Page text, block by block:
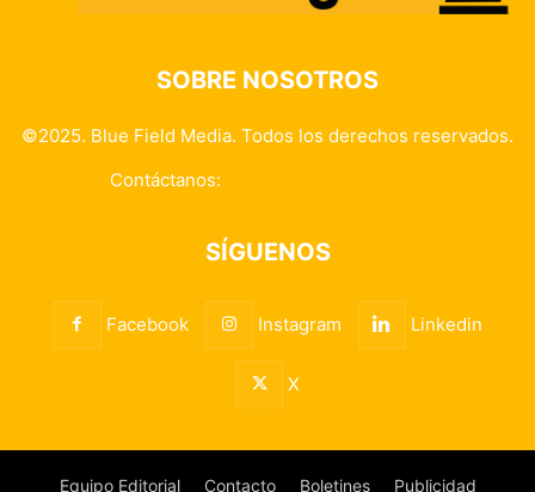
SOBRE NOSOTROS
©2025. Blue Field Media. Todos los derechos reservados.
Contáctanos:
SÍGUENOS
Facebook Instagram Linkedin
X
Equipo Editorial Contacto Boletines Publicidad